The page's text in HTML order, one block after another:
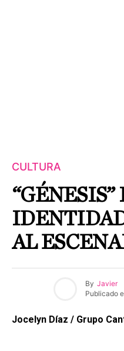
CULTURA
“GÉNESIS”
AL
By Javier
Publicado
Jocelyn Díaz / Grupo